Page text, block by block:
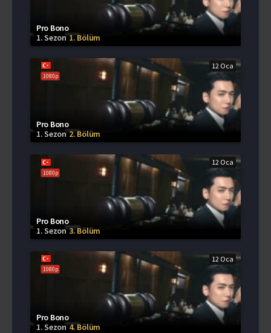
Pro Bono
1. Sezon1. Bölüm
1080p
12 Oca
Pro Bono
1. Sezon2. Bölüm
1080p
12 Oca
Pro Bono
1. Sezon3. Bölüm
1080p
12 Oca
Pro Bono
1. Sezon4. Bölüm